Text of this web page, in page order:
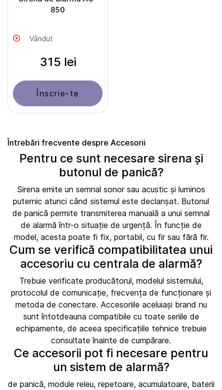
850
Vândut
315 lei
Înscrie-te
Întrebări frecvente despre Accesorii
Pentru ce sunt necesare sirena și
butonul de panică?
Sirena emite un semnal sonor sau acustic și luminos
puternic atunci când sistemul este declanșat. Butonul
de panică permite transmiterea manuală a unui semnal
de alarmă într-o situație de urgență. În funcție de
model, acesta poate fi fix, portabil, cu fir sau fără fir.
Cum se verifică compatibilitatea unui
accesoriu cu centrala de alarmă?
Trebuie verificate producătorul, modelul sistemului,
protocolul de comunicație, frecvența de funcționare și
metoda de conectare. Accesoriile aceluiași brand nu
sunt întotdeauna compatibile cu toate seriile de
echipamente, de aceea specificațiile tehnice trebuie
consultate înainte de cumpărare.
Ce accesorii pot fi necesare pentru
un sistem de alarmă?
de panică, module releu, repetoare, acumulatoare, baterii